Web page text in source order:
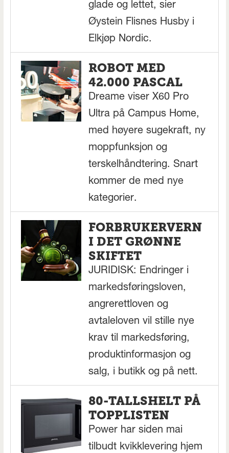
glade og lettet, sier
Øystein Flisnes Husby i
Elkjøp Nordic.
ROBOT MED
42.000 PASCAL
Dreame viser X60 Pro
Ultra på Campus Home,
med høyere sugekraft, ny
moppfunksjon og
terskelhåndtering. Snart
kommer de med nye
kategorier.
FORBRUKERVERN
I DET GRØNNE
SKIFTET
JURIDISK: Endringer i
markedsføringsloven,
angrerettloven og
avtaleloven vil stille nye
krav til markedsføring,
produktinformasjon og
salg, i butikk og på nett.
80-TALLSHELT PÅ
TOPPLISTEN
Power har siden mai
tilbudt kvikklevering hjem